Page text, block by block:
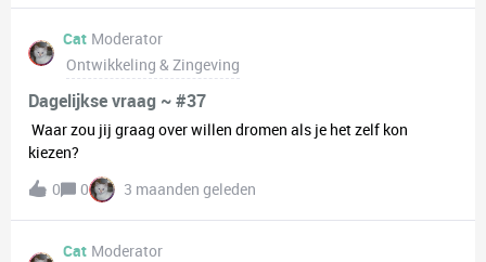
Cat Moderator
Ontwikkeling & Zingeving
Dagelijkse vraag ~ #37
Waar zou jij graag over willen dromen als je het zelf kon
kiezen?
0
0 3 maanden geleden
Cat Moderator